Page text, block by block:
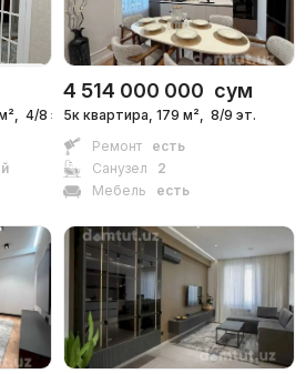
(93) 578...
4/8 эт.
4 514 000 000 сум
5к квартира, 179 м², 8/9 эт.
Ремонт
есть
Санузел
2
Мебель
есть